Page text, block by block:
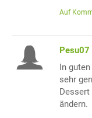
Auf
Pesu07
In
sehr
ändern.